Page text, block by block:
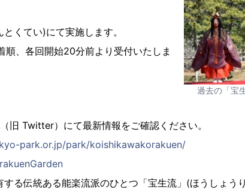
くてい)にて実施します。
順、各回開始20分前より受付いたしま
過去の「宝
旧 Twitter）にて最新情報をご確認ください。
park.or.jp/park/koishikawakorakuen/
る伝統ある能楽流派のひとつ「宝生流」(ほうしょう